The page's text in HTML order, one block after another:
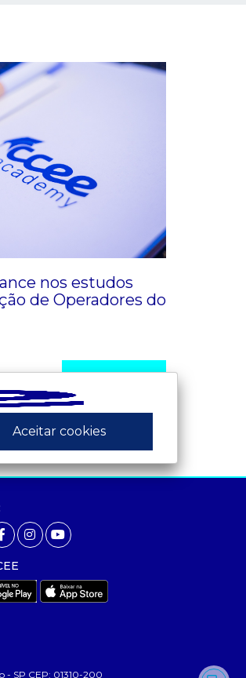
nos estudos
de Operadores do
- conceitos de preços
- SP CEP: 01310-200
Aceitar cookies